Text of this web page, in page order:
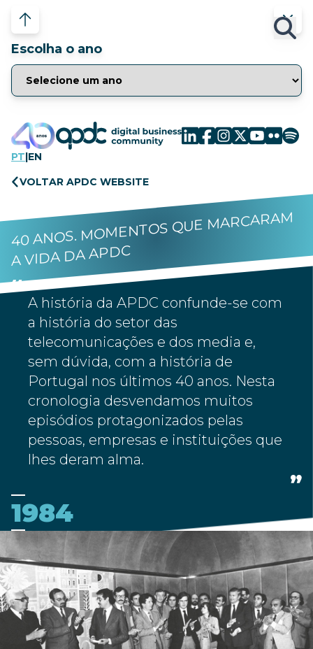
Escolha o ano
PT|EN
VOLTAR APDC WEBSITE
40 ANOS. MOMENTOS QUE MARCARAM
A VIDA DA APDC
A história da APDC confunde-se com
a história do setor das
telecomunicações e dos media e,
sem dúvida, com a história de
Portugal nos últimos 40 anos. Nesta
cronologia desvendamos muitos
episódios protagonizados pelas
pessoas, empresas e instituições que
lhes deram alma.
1984